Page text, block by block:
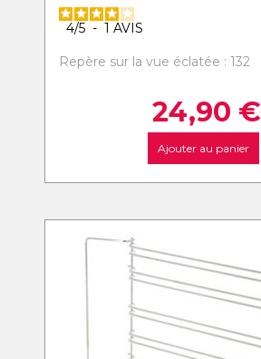
4/5 - 1 AVIS
Repère sur la vue éclatée : 132
24,90 €
Ajouter au panier